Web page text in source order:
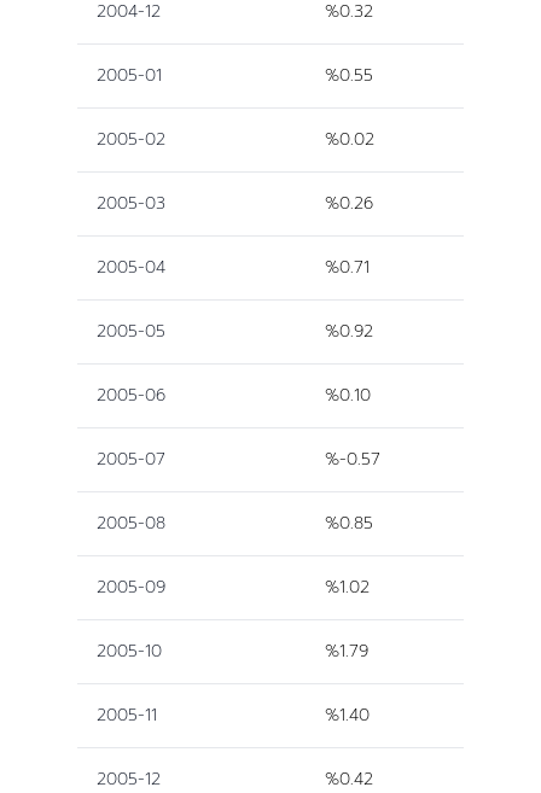
2004-12 %0.32
2005-01 %0.55
2005-02 %0.02
2005-03 %0.26
2005-04 %0.71
2005-05 %0.92
2005-06 %0.10
2005-07 %-0.57
2005-08 %0.85
2005-09 %1.02
2005-10 %1.79
2005-11 %1.40
2005-12 %0.42